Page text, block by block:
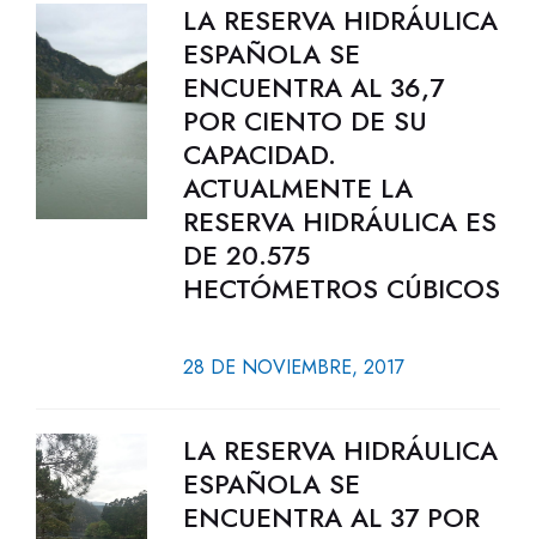
LA RESERVA HIDRÁULICA
ESPAÑOLA SE
ENCUENTRA AL 36,7
POR CIENTO DE SU
CAPACIDAD.
ACTUALMENTE LA
RESERVA HIDRÁULICA ES
DE 20.575
HECTÓMETROS CÚBICOS
28 DE NOVIEMBRE, 2017
LA RESERVA HIDRÁULICA
ESPAÑOLA SE
ENCUENTRA AL 37 POR